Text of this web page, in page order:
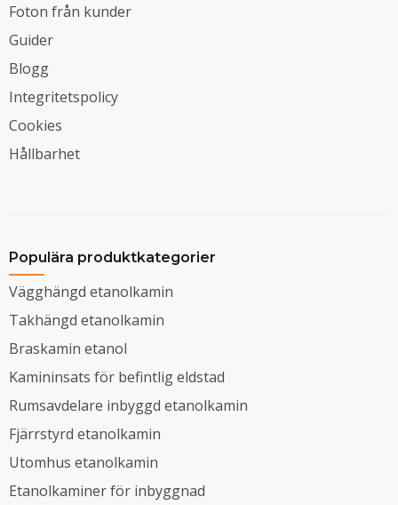
Foton från kunder
Guider
Blogg
Integritetspolicy
Cookies
Hållbarhet
Populära produktkategorier
Vägghängd etanolkamin
Takhängd etanolkamin
Braskamin etanol
Kamininsats för befintlig eldstad
Rumsavdelare inbyggd etanolkamin
Fjärrstyrd etanolkamin
Utomhus etanolkamin
Etanolkaminer för inbyggnad